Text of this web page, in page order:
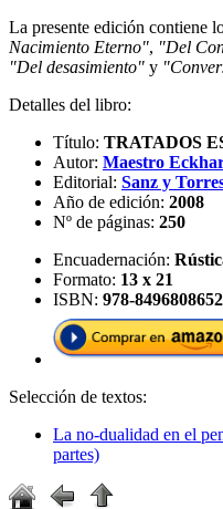
La presente edición contiene
Nacimiento Eterno", "Del
"Del desasimiento" y
Detalles del libro:
Título: TRATADOS
Autor: Maestro
Editorial: Sanz y
Año de edición: 2008
Nº de páginas: 250
Encuadernación:
Formato: 13 x 21
ISBN: 978-8496808652
Selección de textos:
La no-dualidad en el
partes)